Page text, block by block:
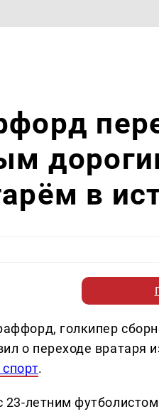
в
голкипер
о переходе вратаря
.
23-летним